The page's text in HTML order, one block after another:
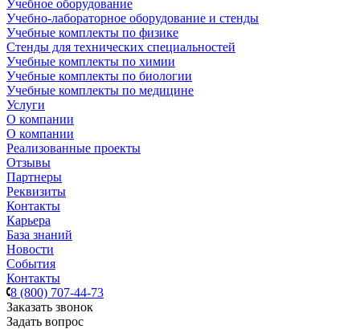
Учебное оборудование
Учебно-лабораторное оборудование и стенды
Учебные комплекты по физике
Стенды для технических специальностей
Учебные комплекты по химии
Учебные комплекты по биологии
Учебные комплекты по медицине
Услуги
О компании
О компании
Реализованные проекты
Отзывы
Партнеры
Реквизиты
Контакты
Карьера
База знаний
Новости
События
Контакты
8 (800) 707-44-73
Заказать звонок
Задать вопрос